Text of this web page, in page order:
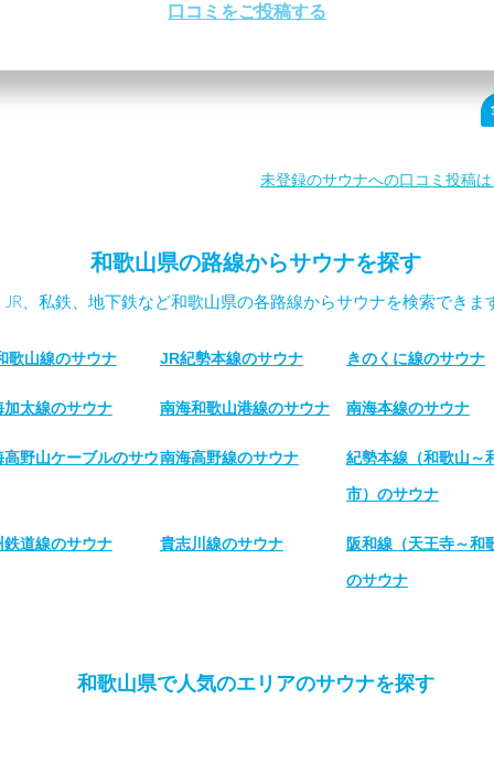
口コミをご投稿する
未登録のサウナへの口コミ投稿
和歌山県の路線からサウナを探す
JR、私鉄、地下鉄など和歌山県の各路線からサウナを検索できま
歌山線のサウナ JR紀勢本線のサウナ きのくに線のサウナ
加太線のサウナ 南海和歌山港線のサウナ 南海本線のサウナ
高野山ケーブルのサウ南海高野線のサウナ 紀勢本線（和歌山～
市）のサウナ
鉄道線のサウナ 貴志川線のサウナ 阪和線（天王寺～和
のサウナ
和歌山県で人気のエリアのサウナを探す